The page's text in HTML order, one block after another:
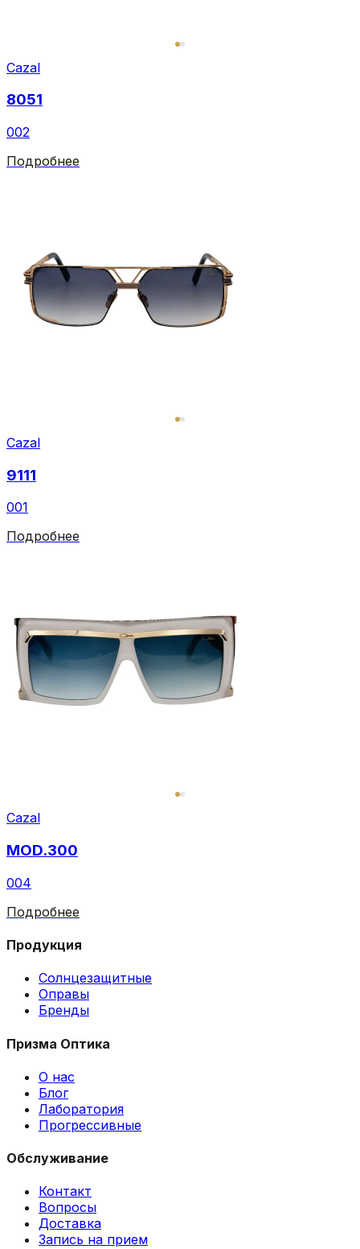
Cazal
8051
002
Подробнее
Cazal
9111
001
Подробнее
Cazal
MOD.300
004
Подробнее
Продукция
Солнцезащитные
Оправы
Бренды
Призма Оптика
О нас
Блог
Лаборатория
Прогрессивные
Обслуживание
Контакт
Вопросы
Доставка
Запись на прием